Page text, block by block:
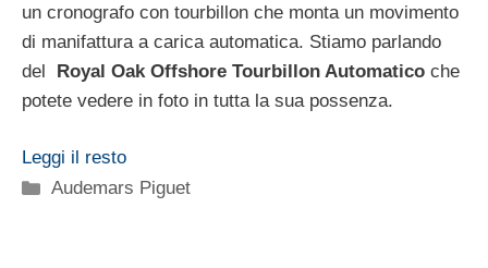
un cronografo con tourbillon che monta un movimento
di manifattura a carica automatica. Stiamo parlando
del Royal Oak Offshore Tourbillon Automatico che
potete vedere in foto in tutta la sua possenza.
Leggi il resto
Categorie
Audemars Piguet